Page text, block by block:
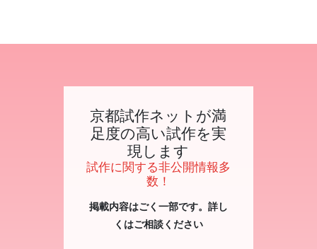
京都試作ネットが満
足度の高い試作を実
現します
試作に関する非公開情報多
数！
掲載内容はごく一部です。詳し
くはご相談ください